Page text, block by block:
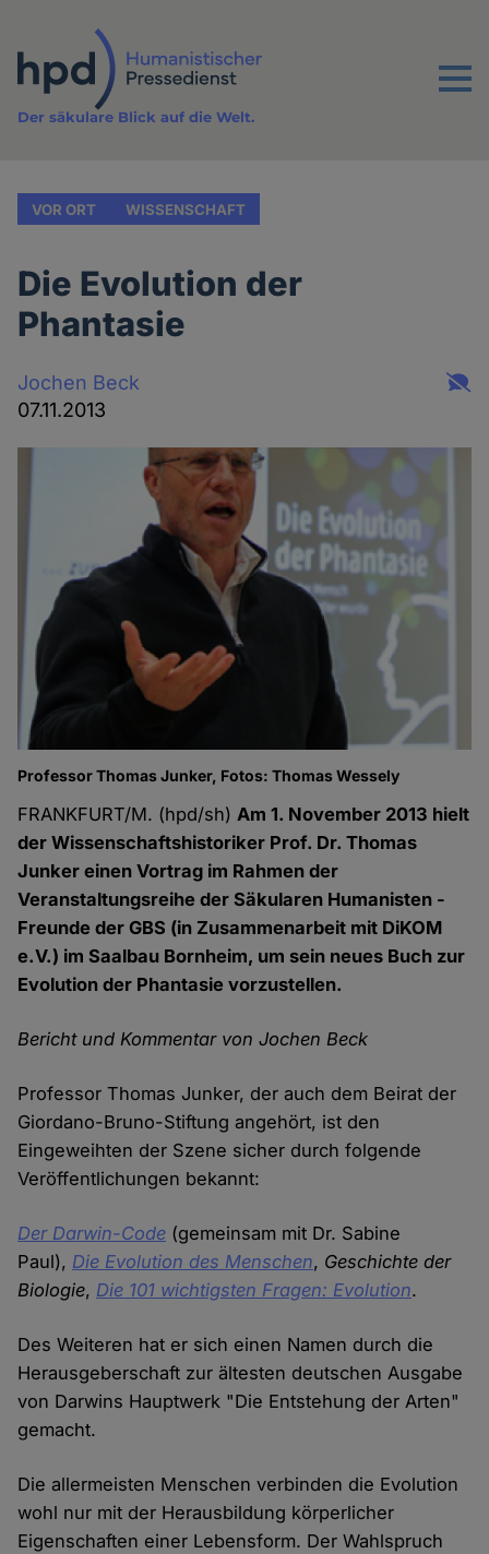
Inhalt
Menu
Der säkulare Blick auf die Welt.
VOR ORT WISSENSCHAFT
Die Evolution der
Phantasie
Jochen Beck
07.11.2013
Professor Thomas Junker, Fotos: Thomas Wessely
FRANKFURT/M. (hpd/sh)Am 1. November 2013 hielt
der Wissenschaftshistoriker Prof. Dr. Thomas
Junker einen Vortrag im Rahmen der
Veranstaltungsreihe der Säkularen Humanisten -
Freunde der GBS (in Zusammenarbeit mit DiKOM
e.V.) im Saalbau Bornheim, um sein neues Buch zur
Evolution der Phantasie vorzustellen.
Bericht und Kommentar von Jochen Beck
Professor Thomas Junker, der auch dem Beirat der
Giordano-Bruno-Stiftung angehört, ist den
Eingeweihten der Szene sicher durch folgende
Veröffentlichungen bekannt:
Der Darwin-Code (gemeinsam mit Dr. Sabine
Paul), Die Evolution des Menschen, Geschichte der
Biologie, Die 101 wichtigsten Fragen: Evolution.
Des Weiteren hat er sich einen Namen durch die
Herausgeberschaft zur ältesten deutschen Ausgabe
von Darwins Hauptwerk "Die Entstehung der Arten"
gemacht.
Die allermeisten Menschen verbinden die Evolution
wohl nur mit der Herausbildung körperlicher
Eigenschaften einer Lebensform. Der Wahlspruch